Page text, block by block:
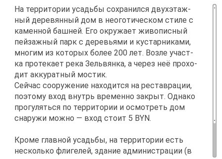
На тер­ри­то­рии усадь­бы со­хра­нил­ся двух­этаж­
ный де­ре­вян­ный дом в неого­ти­че­ском сти­ле с
ка­мен­ной баш­ней. Его окру­жа­ет жи­во­пис­ный
пей­заж­ный парк с де­ре­вья­ми и ку­стар­ни­ка­ми,
мно­гим из ко­то­рых бо­лее 200 лет. Воз­ле участ­
ка про­те­ка­ет ре­ка Зельвян­ка, а че­рез неё про­хо­
дит ак­ку­рат­ный мо­стик.
Сей­час со­ору­же­ние на­хо­дит­ся на ре­став­ра­ции,
по­это­му вход внутрь вре­мен­но за­крыт. Од­на­ко
про­гу­лять­ся по тер­ри­то­рии и осмот­реть дом
сна­ру­жи мож­но — вход сто­ит 5 BYN.
Кро­ме глав­ной усадь­бы, на тер­ри­то­рии есть
несколь­ко фли­ге­лей, зда­ние ад­ми­ни­стра­ции (в